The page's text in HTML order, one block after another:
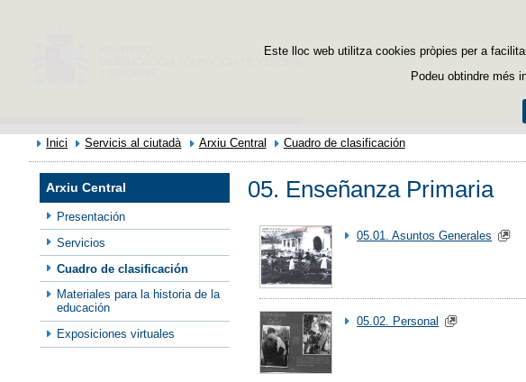
Este lloc web utilitza cookies pròpies per a
Podeu obtindre més
Inici Servicis al ciutadà Arxiu Central Cuadro de clasificación
Arxiu Central
Presentación
Servicios
Cuadro de clasificación
Materiales para la historia de la
educación
Exposiciones virtuales
05. Enseñanza Primaria
05.01. Asuntos Generales
05.02. Personal